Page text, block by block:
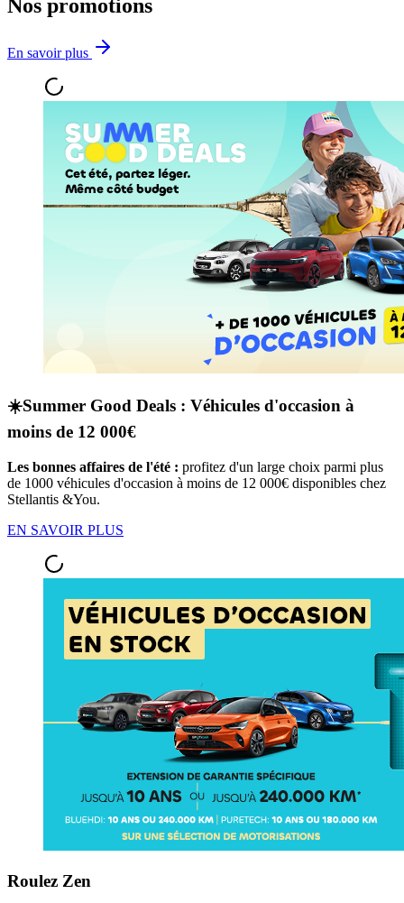
Nos promotions
En savoir plus
☀️Summer Good Deals : Véhicules d'occasion à
moins de 12 000€
Les bonnes affaires de l'été : profitez d'un large choix parmi plus
de 1000 véhicules d'occasion à moins de 12 000€ disponibles chez
Stellantis &You.
EN SAVOIR PLUS
Roulez Zen